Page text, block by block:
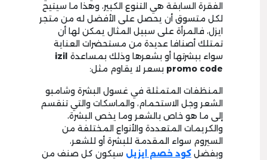
الفقرة السابقة هي التنوع الكبير، وهذا ما سيتيح
لكل متسوق أن يحصل على الأفضل له من متجر
ايزل، فالمرأة على سبيل المثال يمكن لها أن
تمتلك أصنافا عديدة من مستحضرات العناية
سواء ببشرتها أو بشعرها وذلك بمساعدة izil
promo code بسعر لا يقاوم مثل:
المنظفات المتمثلة في غسول البشرة وشامبو
الشعر وجل الاستحمام، والماسكات والتي تنقسم
إلى ما هو خاص بالشعر وما يخص البشرة،
والكريمات المتعددة والأنواع المختلفة من
السيروم سواء المقدمة للبشرة أو للشعر،
وبفضل كود خصم ايزيل سيكون كل صنف من